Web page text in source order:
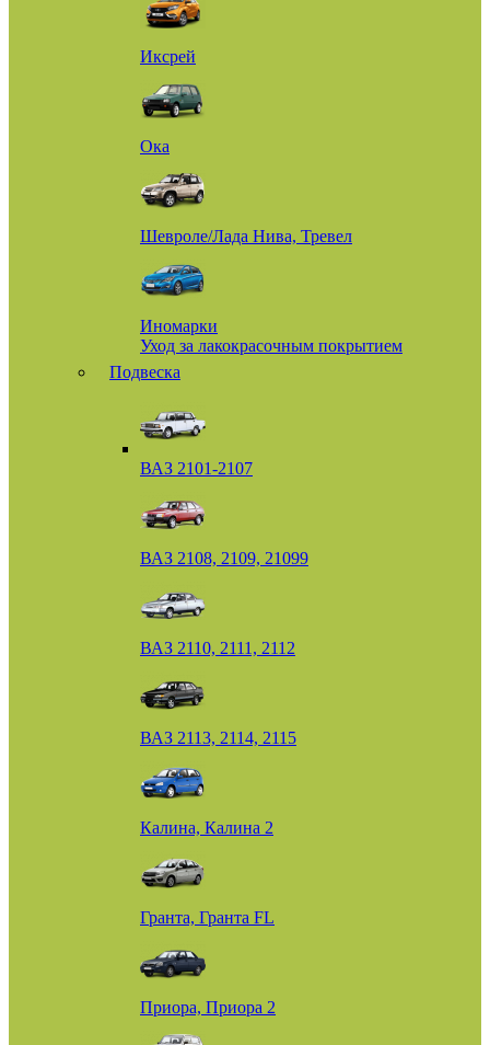
Иксрей
Ока
Шевроле/Лада Нива, Тревел
Иномарки
Уход за лакокрасочным покрытием
Подвеска
ВАЗ 2101-2107
ВАЗ 2108, 2109, 21099
ВАЗ 2110, 2111, 2112
ВАЗ 2113, 2114, 2115
Калина, Калина 2
Гранта, Гранта FL
Приора, Приора 2